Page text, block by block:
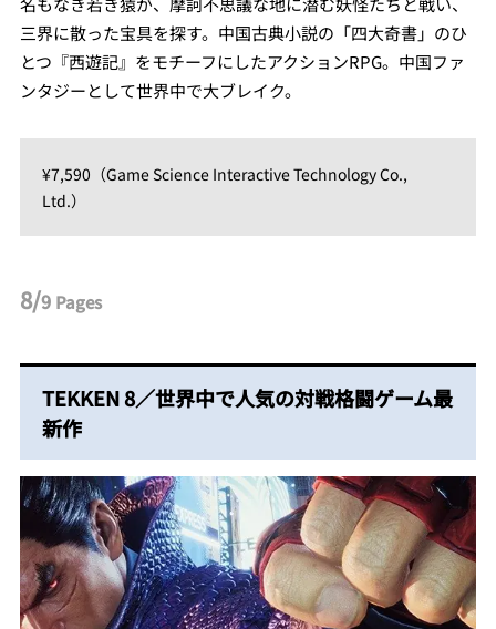
三界に散った宝具を探す。中国古典小説の「四大奇書」のひ
とつ『西遊記』をモチーフにしたアクションRPG。中国ファ
ンタジーとして世界中で大ブレイク。
¥7,590（Game Science Interactive Technology Co.,
Ltd.）
8/9 Pages
TEKKEN 8／世界中で人気の対戦格闘ゲーム最
新作